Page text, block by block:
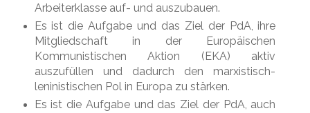
Arbeiterklasse auf- und auszubauen.
Es ist die Aufgabe und das Ziel der PdA, ihre
Mitgliedschaft in der Europäischen
Kommunistischen Aktion (EKA) aktiv
auszufüllen und dadurch den marxistisch-
leninistischen Pol in Europa zu stärken.
Es ist die Aufgabe und das Ziel der PdA, auch